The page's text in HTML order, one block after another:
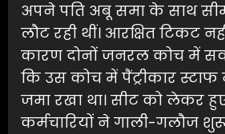
अपने पति अबू समा के साथ
लौट रही थीं। आरक्षित टिकट
कारण दोनों जनरल कोच में
कि उस कोच में पैंट्रीकार स्टाफ
जमा रखा था। सीट को लेकर
कर्मचारियों ने गाली-गलौज शुरू